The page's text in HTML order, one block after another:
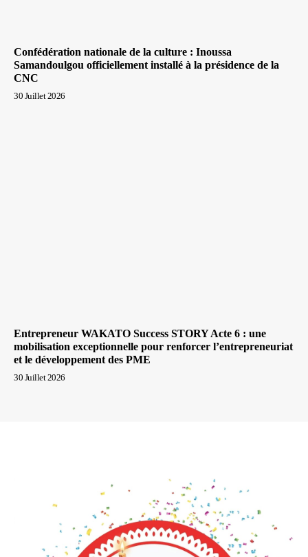
Confédération nationale de la culture : Inoussa
Samandoulgou officiellement installé à la présidence de la
CNC
30 Juillet 2026
Entrepreneur WAKATO Success STORY Acte 6 : une
mobilisation exceptionnelle pour renforcer l’entrepreneuriat
et le développement des PME
30 Juillet 2026